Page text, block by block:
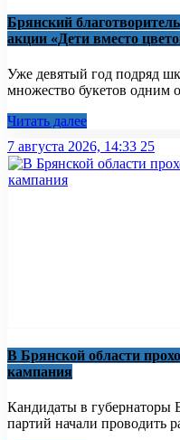
Брянский
акции «Дети вместо
Уже девятый год подряд
множество букетов одним
Читать далее
7 августа 2026, 14:33 25
В Брянской области
кампания
Кандидаты в губернаторы
партий начали проводить